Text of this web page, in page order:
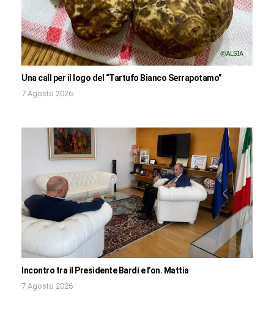
Una call per il logo del “Tartufo Bianco Serrapotamo”
7 Agosto 2026
Incontro tra il Presidente Bardi e l’on. Mattia
7 Agosto 2026